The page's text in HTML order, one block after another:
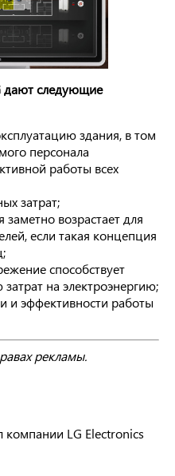
дают следующие
здания, в том
персонала
работы всех
затрат;
заметно возрастает для
если такая концепция
способствует
на электроэнергию;
и эффективности работы
рекламы.
компании LG Electronics